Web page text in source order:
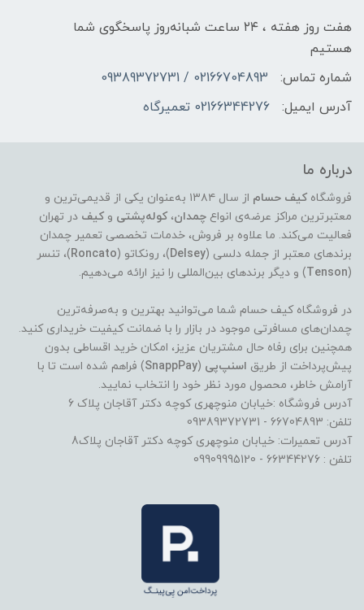
هفت روز هفته ، ۲۴ ساعت شبانه‌روز پاسخگوی شما
هستیم
شماره تماس:
02166704893 / 09389372731
آدرس ایمیل:
02166344276 تعمیرگاه
درباره ما
فروشگاه کیف حسام
از سال ۱۳۸۴ به‌عنوان یکی از قدیمی‌ترین و
معتبرترین مراکز عرضه‌ی انواع چمدان، کوله‌پشتی و کیف در تهران
فعالیت می‌کند. ما علاوه بر فروش، خدمات تخصصی تعمیر چمدان
برندهای معتبر از جمله دلسی (Delsey)، رونکاتو (Roncato)، تنسر
(
Tenson) و دیگر برندهای بین‌المللی را نیز ارائه می‌دهیم.
در فروشگاه کیف حسام شما می‌توانید بهترین و به‌صرفه‌ترین
چمدان‌های مسافرتی موجود در بازار را با ضمانت کیفیت خریداری کنید.
همچنین برای رفاه حال مشتریان عزیز، امکان خرید اقساطی بدون
پیش‌پرداخت از طریق اسنپ‌پی (
SnappPay) فراهم شده است تا با
آرامش خاطر، محصول مورد نظر خود را انتخاب نمایید.
آدرس فروشگاه :خیابان منوچهری کوچه دکتر آقاجان پلاک 6
تلفن: 66704893 - 09389372731
آدرس تعمیرات: خیابان منوچهری کوچه دکتر آقاجان پلاک8
تلفن : 66344276 - 09909995120